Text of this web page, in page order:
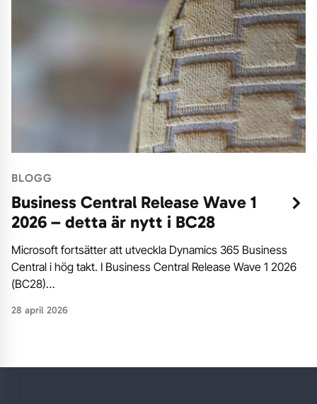
BLOGG
Business Central Release Wave 1
2026 – detta är nytt i BC28
Microsoft fortsätter att utveckla Dynamics 365 Business
Central i hög takt. I Business Central Release Wave 1 2026
(BC28)…
28 april 2026